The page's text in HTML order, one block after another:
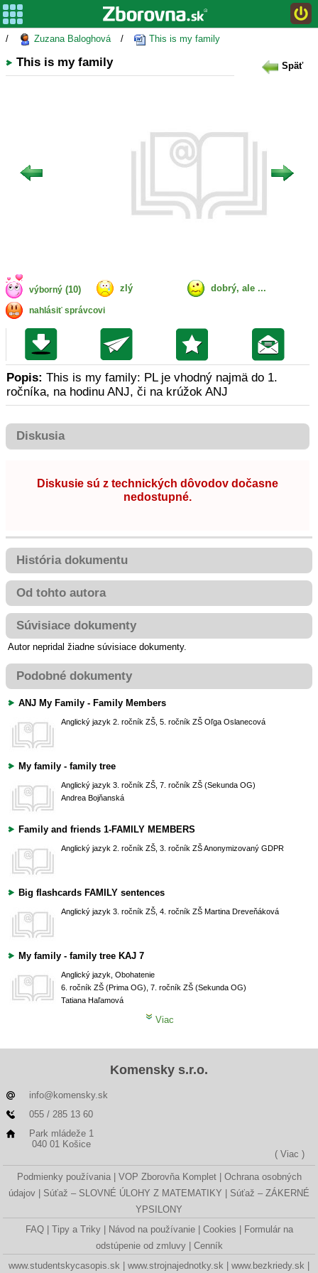
/ Zuzana Baloghová / This is my family
This is my family Späť
výborný (10) zlý dobrý, ale ...
nahlásiť správcovi
Popis: This is my family: PL je vhodný najmä do 1.
ročníka, na hodinu ANJ, či na krúžok ANJ
Diskusia
Diskusie sú z technických dôvodov dočasne
nedostupné.
História dokumentu
Od tohto autora
Súvisiace dokumenty
Autor nepridal žiadne súvisiace dokumenty.
Podobné dokumenty
ANJ My Family - Family Members
Anglický jazyk 2. ročník ZŠ, 5. ročník ZŠ Oľga Oslanecová
My family - family tree
Anglický jazyk 3. ročník ZŠ, 7. ročník ZŠ (Sekunda OG)
Andrea Bojňanská
Family and friends 1-FAMILY MEMBERS
Anglický jazyk 2. ročník ZŠ, 3. ročník ZŠAnonymizovaný GDPR
Big flashcards FAMILY sentences
Anglický jazyk 3. ročník ZŠ, 4. ročník ZŠ Martina Dreveňáková
My family - family tree KAJ 7
Anglický jazyk, Obohatenie
6. ročník ZŠ (Prima OG), 7. ročník ZŠ (Sekunda OG)
Tatiana Haľamová
Viac
Komensky s.r.o.
info@komensky.sk
055 / 285 13 60
Park mládeže 1
040 01 Košice
( Viac )
Podmienky používania VOP Zborovňa Komplet
Ochrana osobných
údajov
Súťaž – SLOVNÉ ÚLOHY Z MATEMATIKY
Súťaž – ZÁKERNÉ
YPSILONY
FAQ
Tipy a Triky Návod na používanie Cookies
Formulár na
odstúpenie od zmluvy
Cenník
www.studentskycasopis.sk
www.strojnajednotky.sk www.bezkriedy.sk